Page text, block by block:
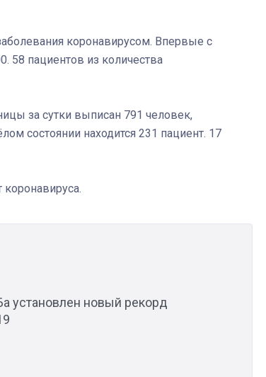
коронавирусом. Впервые с
58 пациентов из количества
за сутки выписан 791 человек,
состоянии находится 231 пациент. 17
коронавируса.
установлен новый рекорд
03 4 октября 2025
реальностью свою детскую